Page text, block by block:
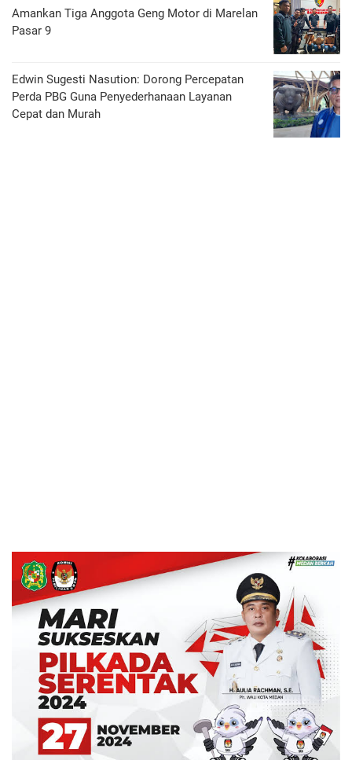
Amankan Tiga Anggota Geng Motor di Marelan
Pasar 9
Edwin Sugesti Nasution: Dorong Percepatan
Perda PBG Guna Penyederhanaan Layanan
Cepat dan Murah